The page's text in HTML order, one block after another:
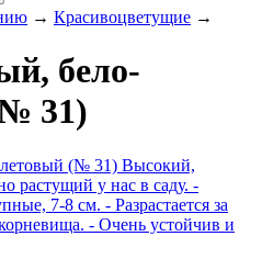
→ Красивоцветущие →
бело-
31)